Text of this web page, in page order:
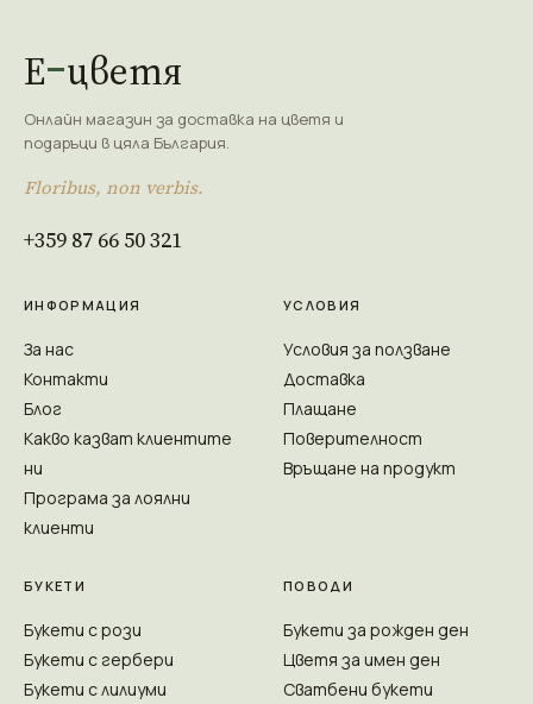
Е цветя
Онлайн магазин за доставка на цветя и
подаръци в цяла България.
Floribus, non verbis.
+359 87 66 50 321
ИНФОРМАЦИЯ
За нас
Контакти
Блог
Какво казват клиентите
ни
Програма за лоялни
клиенти
УСЛОВИЯ
Условия за ползване
Доставка
Плащане
Поверителност
Връщане на продукт
БУКЕТИ
Букети с рози
Букети с гербери
Букети с лилиуми
ПОВОДИ
Букети за рожден ден
Цветя за имен ден
Сватбени букети